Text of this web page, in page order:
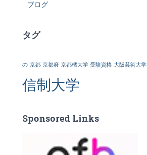
ブログ
タグ
の 京都 京都府 京都橘大学 受験資格 大阪芸術大学
信制大学
Sponsored Links